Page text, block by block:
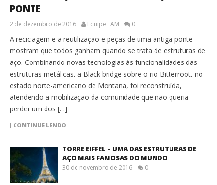
PONTE
2 de dezembro de 2016 Equipe FAM 0
A reciclagem e a reutilização e peças de uma antiga ponte
mostram que todos ganham quando se trata de estruturas de
aço. Combinando novas tecnologias às funcionalidades das
estruturas metálicas, a Black bridge sobre o rio Bitterroot, no
estado norte-americano de Montana, foi reconstruída,
atendendo a mobilização da comunidade que não queria
perder um dos […]
CONTINUE LENDO
TORRE EIFFEL – UMA DAS ESTRUTURAS DE
AÇO MAIS FAMOSAS DO MUNDO
30 de novembro de 2016 0